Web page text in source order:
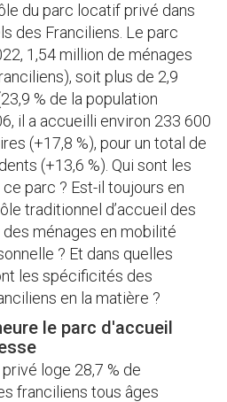
du parc locatif privé dans
des Franciliens. Le parc
1,54 million de ménages
soit plus de 2,9
% de la population
il a accueilli environ 233 600
(+17,8 %), pour un total de
(+13,6 %). Qui sont les
parc ? Est-il toujours en
traditionnel d’accueil des
ménages en mobilité
? Et dans quelles
les spécificités des
en la matière ?
le parc d'accueil
loge 28,7 % de
franciliens tous âges